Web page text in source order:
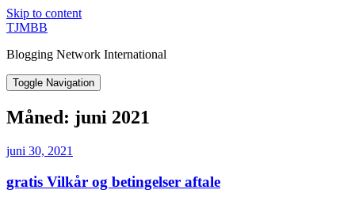
Skip to content
TJMBB
Blogging Network International
Toggle Navigation
Måned: juni 2021
juni 30, 2021
gratis Vilkår og betingelser aftale